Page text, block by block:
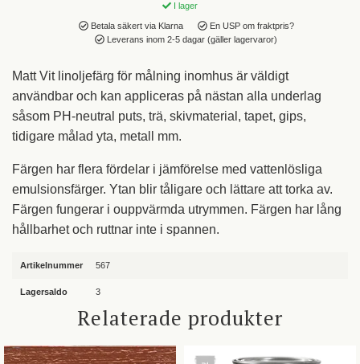
I lager
Betala säkert via Klarna
En USP om fraktpris?
Leverans inom 2-5 dagar (gäller lagervaror)
Matt Vit linoljefärg för målning inomhus är väldigt
användbar och kan appliceras på nästan alla underlag
såsom PH-neutral puts, trä, skivmaterial, tapet, gips,
tidigare målad yta, metall mm.
Färgen har flera fördelar i jämförelse med vattenlösliga
emulsionsfärger. Ytan blir tåligare och lättare att torka av.
Färgen fungerar i ouppvärmda utrymmen. Färgen har lång
hållbarhet och ruttnar inte i spannen.
Artikelnummer 567
Lagersaldo 3
Relaterade produkter